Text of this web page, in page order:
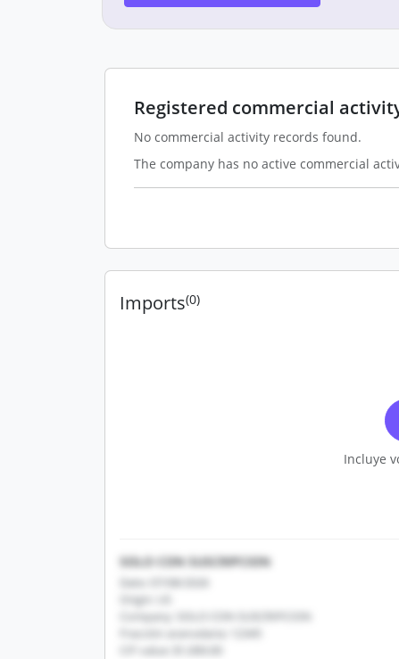
Registered commercial
No commercial activity records found.
The company has no active commercial
Imports(0)
Incluye
SOLO CON SUSCRIPCION
Date: 07/08/2026
Origin: US
Company: SOLO CON SUSCRIPCION
Fracción arancelaria: 12345
CIF value: $1,000.00